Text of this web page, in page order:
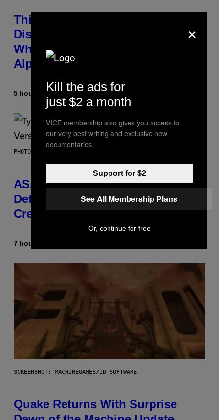
This Researcher Accidentally
Discovered the New ‘Millennial
Whoop’ of Pop Music: The Gen
Alpha Melody
5 hours agoBy Lauren Boisvert
PHOTO BY MONICA SCHIPPER/GETTY IMAGES
ASAP Rocky Seemingly Gives
Definitive Answer on Tyler, The
Creator’s Sexuality
7 hours ago
SCREENSHOT: MACHINEGAMES/ID SOFTWARE
Quake Returns With Surprise
×
Kill the ads for
just $2 a month
VICE membership also gives you access to
our very best writing and exclusive new
documentaries.
Support for $2
See All Membership Plans
Or, continue for free